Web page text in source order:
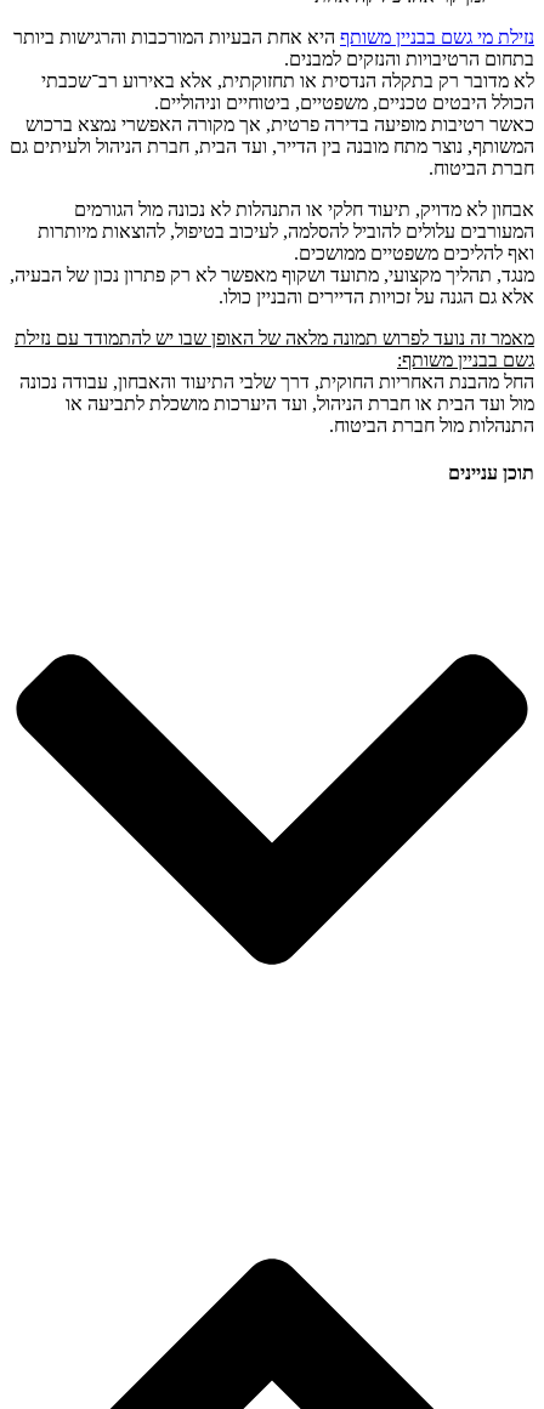
נזילת מי גשם בבניין משותף היא אחת הבעיות המורכבות והרגישות ביותר
בתחום הרטיבויות והנזקים למבנים.
לא מדובר רק בתקלה הנדסית או תחזוקתית, אלא באירוע רב־שכבתי
הכולל היבטים טכניים, משפטיים, ביטוחיים וניהוליים.
כאשר רטיבות מופיעה בדירה פרטית, אך מקורה האפשרי נמצא ברכוש
המשותף, נוצר מתח מובנה בין הדייר, ועד הבית, חברת הניהול ולעיתים גם
חברת הביטוח.
אבחון לא מדויק, תיעוד חלקי או התנהלות לא נכונה מול הגורמים
המעורבים עלולים להוביל להסלמה, לעיכוב בטיפול, להוצאות מיותרות
ואף להליכים משפטיים ממושכים.
מנגד, תהליך מקצועי, מתועד ושקוף מאפשר לא רק פתרון נכון של הבעיה,
אלא גם הגנה על זכויות הדיירים והבניין כולו.
מאמר זה נועד לפרוש תמונה מלאה של האופן שבו יש להתמודד עם נזילת
גשם בבניין משותף:
החל מהבנת האחריות החוקית, דרך שלבי התיעוד והאבחון, עבודה נכונה
מול ועד הבית או חברת הניהול, ועד היערכות מושכלת לתביעה או
התנהלות מול חברת הביטוח.
תוכן עניינים